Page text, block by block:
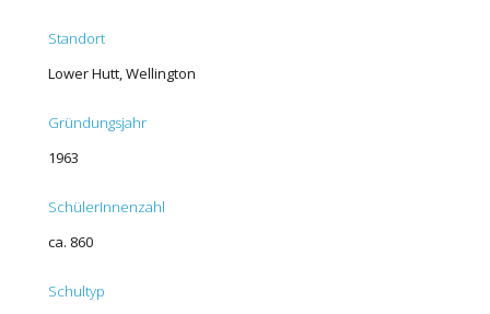
Standort
Lower Hutt, Wellington
Gründungsjahr
1963
SchülerInnenzahl
ca. 860
Schultyp